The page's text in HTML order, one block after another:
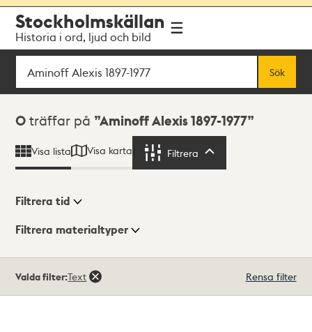
navigationen
huvudinnehållet
Stockholmskällan
Historia i ord, ljud och bild
Sök
Sök
Sökresultat
0 träffar på Aminoff Alexis 1897-1977
Visa lista Visa karta Filtrera
Visningsläge
Filtrera tid
Filtrera materialtyper
träffar
Valda filter:Text Rensa filter